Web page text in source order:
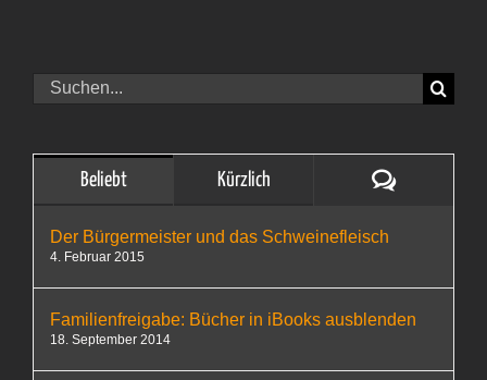
Suche
nach:
Beliebt Kürzlich Kommentare
Der Bürgermeister und das Schweinefleisch
4. Februar 2015
Familienfreigabe: Bücher in iBooks ausblenden
18. September 2014